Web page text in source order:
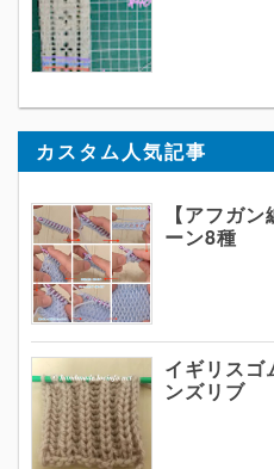
カスタム人気記事
【アフガ
ーン8種
イギリスゴ
ンズリブ